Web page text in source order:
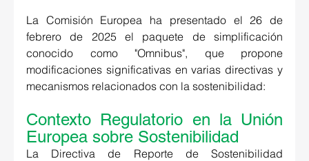
La Comisión Europea ha presentado el 26 de
febrero de 2025 el paquete de simplificación
conocido como "Omnibus", que propone
modificaciones significativas en varias directivas y
mecanismos relacionados con la sostenibilidad:
Contexto Regulatorio en la Unión
Europea sobre Sostenibilidad
La Directiva de Reporte de Sostenibilidad